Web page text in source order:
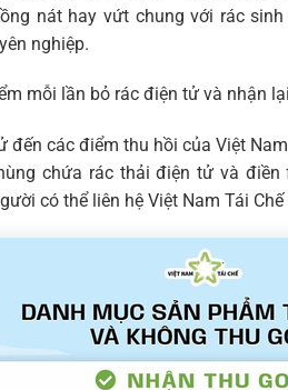
nát hay vứt chung với rác
nghiệp.
mỗi lần bỏ rác điện tử và nhận
các điểm thu hồi của Việt
chứa rác thải điện tử và
có thể liên hệ Việt Nam Tái